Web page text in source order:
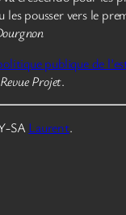
les pousser vers le
publique de
Revue Projet.
SALaurent.